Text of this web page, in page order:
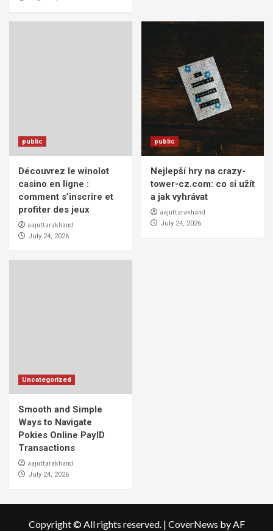
public
Découvrez le winolot
casino en ligne :
comment s’inscrire et
profiter des jeux
aajuttarakhand
July 24, 2026
public
Nejlepší hry na crazy-
tower-cz.com: co si užít
a jak vyhrávat
aajuttarakhand
July 24, 2026
Uncategorized
Smooth and Simple
Ways to Navigate
Pokies Online PayID
Transactions
aajuttarakhand
July 24, 2026
Copyright © All rights reserved. | CoverNews by AF